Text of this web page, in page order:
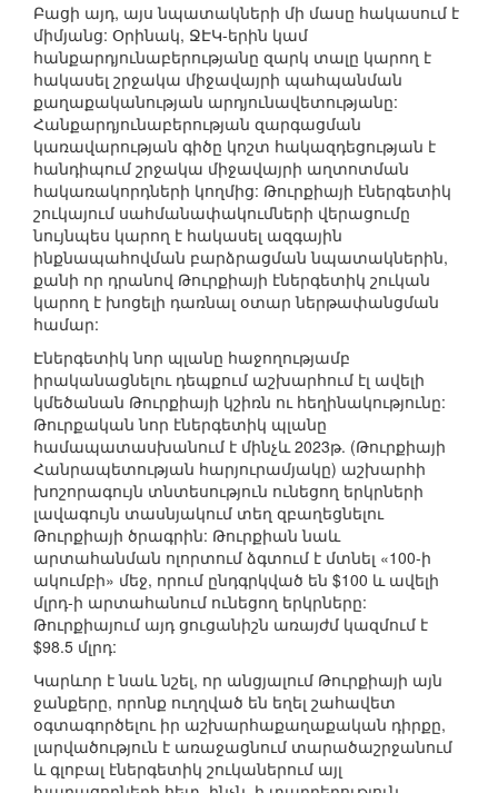
Բացի այդ, այս նպատակների մի մասը հակասում է
միմյանց: Օրինակ, ՋԷԿ-երին կամ
հանքարդյունաբերությանը զարկ տալը կարող է
հակասել շրջակա միջավայրի պահպանման
քաղաքականության արդյունավետությանը:
Հանքարդյունաբերության զարգացման
կառավարության գիծը կոշտ հակազդեցության է
հանդիպում շրջակա միջավայրի աղտոտման
հակառակորդների կողմից: Թուրքիայի էներգետիկ
շուկայում սահմանափակումների վերացումը
նույնպես կարող է հակասել ազգային
ինքնապահովման բարձրացման նպատակներին,
քանի որ դրանով Թուրքիայի էներգետիկ շուկան
կարող է խոցելի դառնալ օտար ներթափանցման
համար:
Էներգետիկ նոր պլանը հաջողությամբ
իրականացնելու դեպքում աշխարհում էլ ավելի
կմեծանան Թուրքիայի կշիռն ու հեղինակությունը:
Թուրքական նոր էներգետիկ պլանը
համապատասխանում է մինչև 2023թ. (Թուրքիայի
Հանրապետության հարյուրամյակը) աշխարհի
խոշորագույն տնտեսություն ունեցող երկրների
լավագույն տասնյակում տեղ զբաղեցնելու
Թուրքիայի ծրագրին: Թուրքիան նաև
արտահանման ոլորտում ձգտում է մտնել «100-ի
ակումբի» մեջ, որում ընդգրկված են $100 և ավելի
մլրդ-ի արտահանում ունեցող երկրները:
Թուրքիայում այդ ցուցանիշն առայժմ կազմում է
$98.5 մլրդ:
Կարևոր է նաև նշել, որ անցյալում Թուրքիայի այն
ջանքերը, որոնք ուղղված են եղել շահավետ
օգտագործելու իր աշխարհաքաղաքական դիրքը,
լարվածություն է առաջացնում տարածաշրջանում
և գլոբալ էներգետիկ շուկաներում այլ